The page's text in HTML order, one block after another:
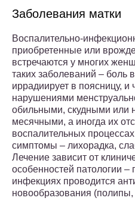
Заболевания матки
Воспалительно-
приобретенные или
встречаются у многих
таких заболеваний – боль
иррадиирует в поясницу, и
нарушениями
обильными, скудными или
месячными, а иногда их
воспалительных
симптомы – лихорадка,
Лечение зависит от
особенностей патологии –
инфекциях проводится
новообразования